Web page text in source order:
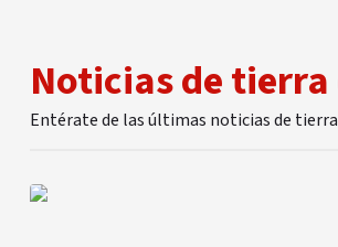
Noticias de
Entérate de las últimas noticias de